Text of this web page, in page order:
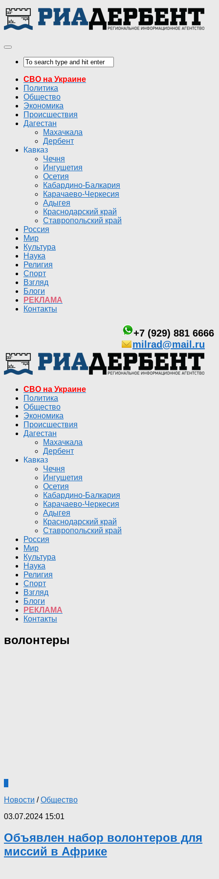
СВО на Украине
Политика
Общество
Экономика
Происшествия
Дагестан
Махачкала
Дербент
Кавказ
Чечня
Ингушетия
Осетия
Кабардино-Балкария
Карачаево-Черкесия
Адыгея
Краснодарский край
Ставропольский край
Россия
Мир
Культура
Наука
Религия
Спорт
Взгляд
Блоги
РЕКЛАМА
Контакты
+7 (929) 881 6666
milrad@mail.ru
СВО на Украине
Политика
Общество
Экономика
Происшествия
Дагестан
Махачкала
Дербент
Кавказ
Чечня
Ингушетия
Осетия
Кабардино-Балкария
Карачаево-Черкесия
Адыгея
Краснодарский край
Ставропольский край
Россия
Мир
Культура
Наука
Религия
Спорт
Взгляд
Блоги
РЕКЛАМА
Контакты
волонтеры
Новости /Общество
03.07.2024 15:01
Объявлен набор волонтеров для
миссий в Африке